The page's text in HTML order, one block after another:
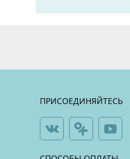
ПРИСОЕДИНЯЙТЕСЬ